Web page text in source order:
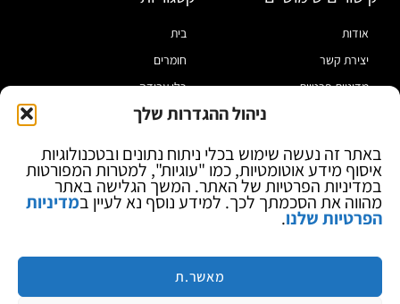
ניהול ההגדרות שלך
באתר זה נעשה שימוש בכלי ניתוח נתונים ובטכנולוגיות
איסוף מידע אוטומטיות, כמו "עוגיות", למטרות המפורטות
במדיניות הפרטיות של האתר. המשך הגלישה באתר
מהווה את הסכמתך לכך. למידע נוסף נא לעיין במדיניות
הפרטיות שלנו.
מאשר.ת
אודות
יצירת קשר
מדיניות פרטיות
בלוג
בית
חומרים
כלי עבודה
מוצרי הלחמה
ספקי כח ומודדים
ציוד אופטי להגדלה
מותגים